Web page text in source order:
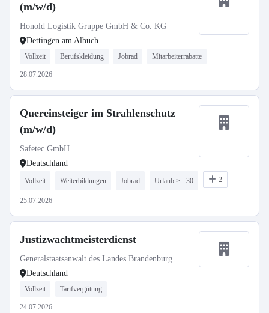
(m/w/d)
Honold Logistik Gruppe GmbH & Co. KG
Dettingen am Albuch
Vollzeit Berufskleidung Jobrad Mitarbeiterrabatte
28.07.2026
Quereinsteiger im Strahlenschutz
(m/w/d)
Safetec GmbH
Deutschland
Vollzeit Weiterbildungen Jobrad Urlaub >= 30 2
25.07.2026
Justizwachtmeisterdienst
Generalstaatsanwalt des Landes Brandenburg
Deutschland
Vollzeit Tarifvergütung
24.07.2026